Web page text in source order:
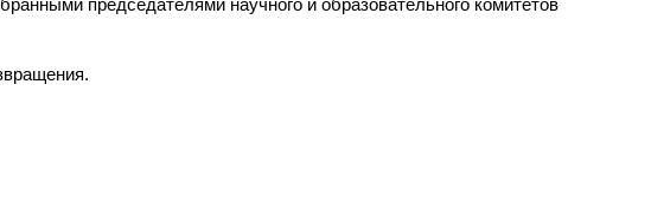
председателями научного и образовательного комитетов